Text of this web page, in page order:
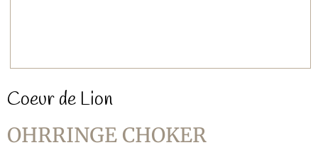
Coeur de Lion
OHRRINGE CHOKER